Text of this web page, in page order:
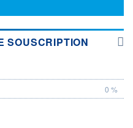
SOUSCRIPTION
0 %